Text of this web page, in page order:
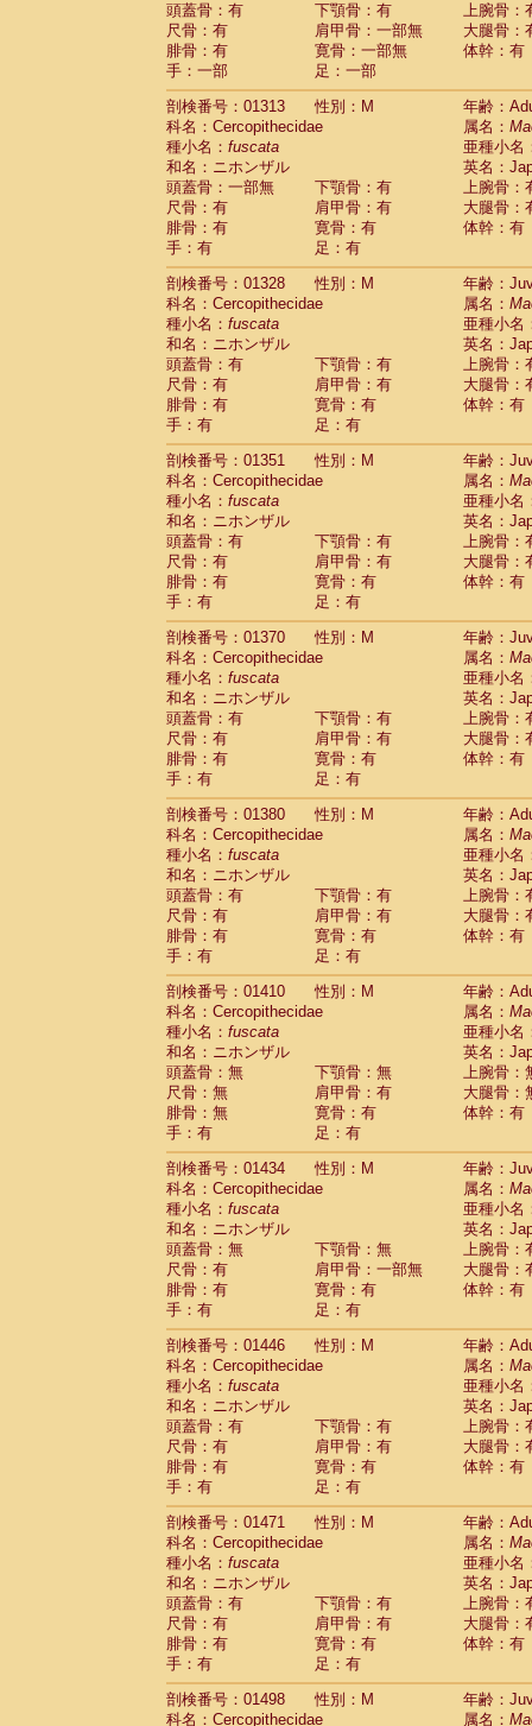
頭蓋骨：有
下顎骨：有
上腕骨：
尺骨：有
肩甲骨：一部無
大腿骨：
腓骨：有
寛骨：一部無
体幹：有
手：一部
足：一部
剖検番号：01313
性別：M
年齢：
科名：Cercopithecidae
属名：
種小名： fuscata
亜種小名
和名：ニホンザル
英名：
頭蓋骨：一部無
下顎骨：有
上腕骨：
尺骨：有
肩甲骨：有
大腿骨：
腓骨：有
寛骨：有
体幹：有
手：有
足：有
剖検番号：01328
性別：M
年齢：
科名：Cercopithecidae
属名：
種小名： fuscata
亜種小名
和名：ニホンザル
英名：
頭蓋骨：有
下顎骨：有
上腕骨：
尺骨：有
肩甲骨：有
大腿骨：
腓骨：有
寛骨：有
体幹：有
手：有
足：有
剖検番号：01351
性別：M
年齢：
科名：Cercopithecidae
属名：
種小名： fuscata
亜種小名
和名：ニホンザル
英名：
頭蓋骨：有
下顎骨：有
上腕骨：
尺骨：有
肩甲骨：有
大腿骨：
腓骨：有
寛骨：有
体幹：有
手：有
足：有
剖検番号：01370
性別：M
年齢：
科名：Cercopithecidae
属名：
種小名： fuscata
亜種小名
和名：ニホンザル
英名：
頭蓋骨：有
下顎骨：有
上腕骨：
尺骨：有
肩甲骨：有
大腿骨：
腓骨：有
寛骨：有
体幹：有
手：有
足：有
剖検番号：01380
性別：M
年齢：
科名：Cercopithecidae
属名：
種小名： fuscata
亜種小名
和名：ニホンザル
英名：
頭蓋骨：有
下顎骨：有
上腕骨：
尺骨：有
肩甲骨：有
大腿骨：
腓骨：有
寛骨：有
体幹：有
手：有
足：有
剖検番号：01410
性別：M
年齢：
科名：Cercopithecidae
属名：
種小名： fuscata
亜種小名
和名：ニホンザル
英名：
頭蓋骨：無
下顎骨：無
上腕骨：
尺骨：無
肩甲骨：有
大腿骨：
腓骨：無
寛骨：有
体幹：有
手：有
足：有
剖検番号：01434
性別：M
年齢：
科名：Cercopithecidae
属名：
種小名： fuscata
亜種小名
和名：ニホンザル
英名：
頭蓋骨：無
下顎骨：無
上腕骨：
尺骨：有
肩甲骨：一部無
大腿骨：
腓骨：有
寛骨：有
体幹：有
手：有
足：有
剖検番号：01446
性別：M
年齢：
科名：Cercopithecidae
属名：
種小名： fuscata
亜種小名
和名：ニホンザル
英名：
頭蓋骨：有
下顎骨：有
上腕骨：
尺骨：有
肩甲骨：有
大腿骨：
腓骨：有
寛骨：有
体幹：有
手：有
足：有
剖検番号：01471
性別：M
年齢：
科名：Cercopithecidae
属名：
種小名： fuscata
亜種小名
和名：ニホンザル
英名：
頭蓋骨：有
下顎骨：有
上腕骨：
尺骨：有
肩甲骨：有
大腿骨：
腓骨：有
寛骨：有
体幹：有
手：有
足：有
剖検番号：01498
性別：M
年齢：
科名：Cercopithecidae
属名：